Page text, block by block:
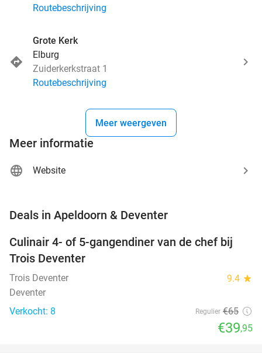
Routebeschrijving
Grote Kerk
Elburg
Zuiderkerkstraat 1
Routebeschrijving
Meer weergeven
Meer informatie
Website
Deals in Apeldoorn & Deventer
39%
TODAY
Culinair 4- of 5-gangendiner van de chef bij
Trois Deventer
Trois Deventer 9.4 star
Deventer
Verkocht: 8
Regulier €65
€39,95